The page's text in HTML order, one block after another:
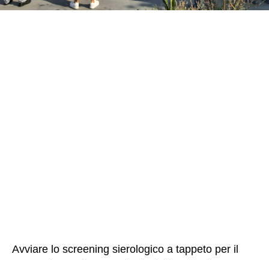
Avviare lo screening sierologico a tappeto per il